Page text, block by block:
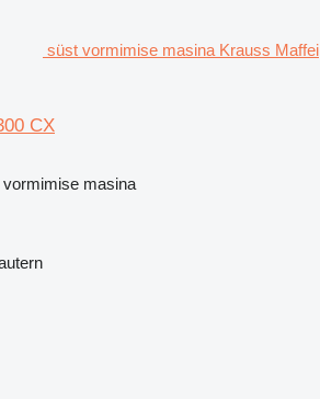
süst vormimise masina Krauss Maffei
CX
masina